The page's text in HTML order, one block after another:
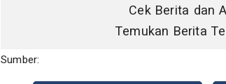
Cek Berita dan
Temukan Berita
Sumber: